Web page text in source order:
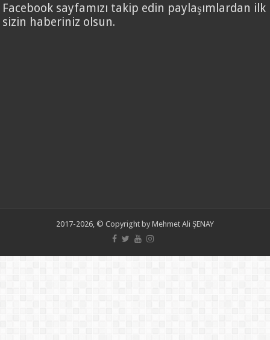
Facebook sayfamızı takip edin paylaşımlardan ilk
sizin haberiniz olsun.
2017-2026, © Copyright by Mehmet Ali ŞENAY